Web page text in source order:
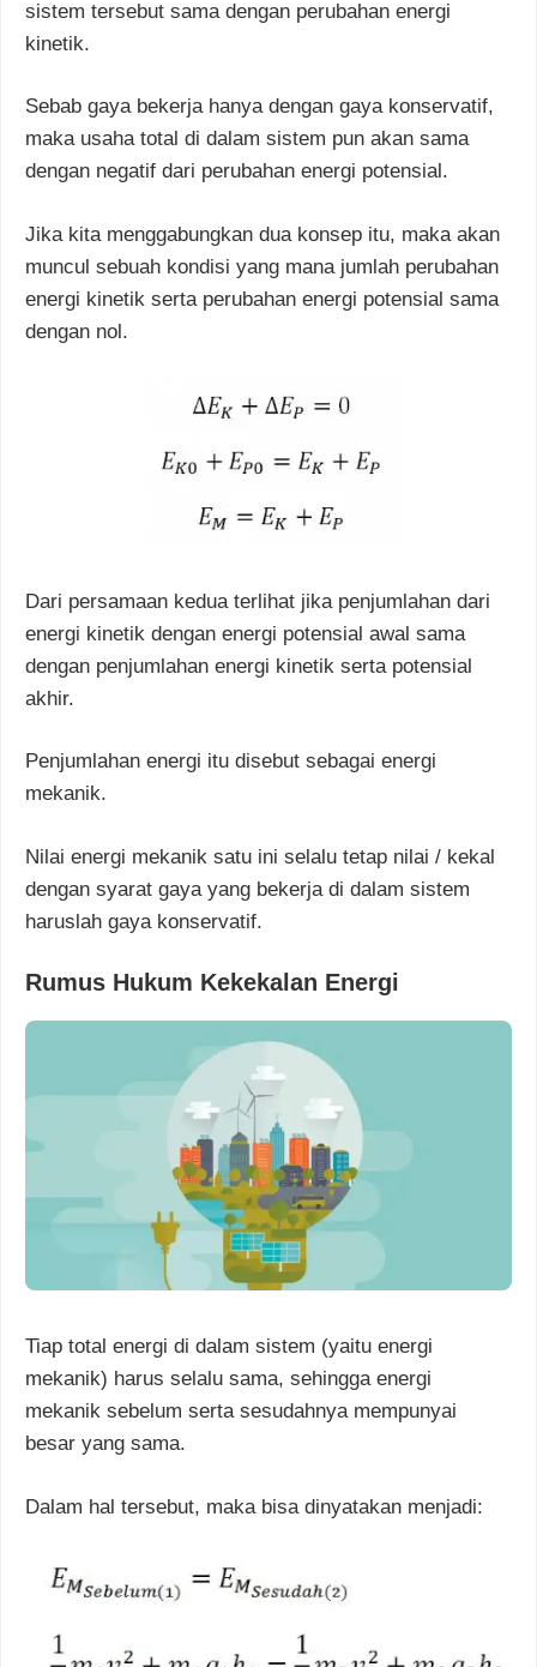
sistem tersebut sama dengan perubahan energi
kinetik.
Sebab gaya bekerja hanya dengan gaya konservatif,
maka usaha total di dalam sistem pun akan sama
dengan negatif dari perubahan energi potensial.
Jika kita menggabungkan dua konsep itu, maka akan
muncul sebuah kondisi yang mana jumlah perubahan
energi kinetik serta perubahan energi potensial sama
dengan nol.
Dari persamaan kedua terlihat jika penjumlahan dari
energi kinetik dengan energi potensial awal sama
dengan penjumlahan energi kinetik serta potensial
akhir.
Penjumlahan energi itu disebut sebagai energi
mekanik.
Nilai energi mekanik satu ini selalu tetap nilai / kekal
dengan syarat gaya yang bekerja di dalam sistem
haruslah gaya konservatif.
Rumus Hukum Kekekalan Energi
Tiap total energi di dalam sistem (yaitu energi
mekanik) harus selalu sama, sehingga energi
mekanik sebelum serta sesudahnya mempunyai
besar yang sama.
Dalam hal tersebut, maka bisa dinyatakan menjadi: